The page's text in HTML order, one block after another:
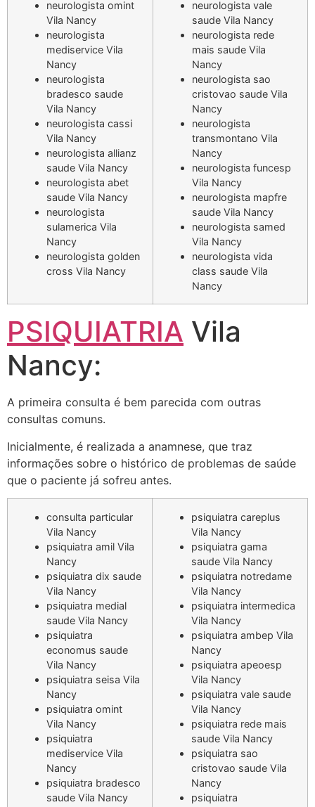
neurologista omint
Vila Nancy
neurologista
mediservice Vila
Nancy
neurologista
bradesco saude
Vila Nancy
neurologista cassi
Vila Nancy
neurologista allianz
saude Vila Nancy
neurologista abet
saude Vila Nancy
neurologista
sulamerica Vila
Nancy
neurologista golden
cross Vila Nancy
neurologista vale
saude Vila Nancy
neurologista rede
mais saude Vila
Nancy
neurologista sao
cristovao saude Vila
Nancy
neurologista
transmontano Vila
Nancy
neurologista funcesp
Vila Nancy
neurologista mapfre
saude Vila Nancy
neurologista samed
Vila Nancy
neurologista vida
class saude Vila
Nancy
PSIQUIATRIA Vila
Nancy:
A primeira consulta é bem parecida com outras
consultas comuns.
Inicialmente, é realizada a anamnese, que traz
informações sobre o histórico de problemas de saúde
que o paciente já sofreu antes.
consulta particular
Vila Nancy
psiquiatra amil Vila
Nancy
psiquiatra dix saude
Vila Nancy
psiquiatra medial
saude Vila Nancy
psiquiatra
economus saude
Vila Nancy
psiquiatra seisa Vila
Nancy
psiquiatra omint
Vila Nancy
psiquiatra
mediservice Vila
Nancy
psiquiatra bradesco
saude Vila Nancy
psiquiatra careplus
Vila Nancy
psiquiatra gama
saude Vila Nancy
psiquiatra notredame
Vila Nancy
psiquiatra intermedica
Vila Nancy
psiquiatra ambep Vila
Nancy
psiquiatra apeoesp
Vila Nancy
psiquiatra vale saude
Vila Nancy
psiquiatra rede mais
saude Vila Nancy
psiquiatra sao
cristovao saude Vila
Nancy
psiquiatra